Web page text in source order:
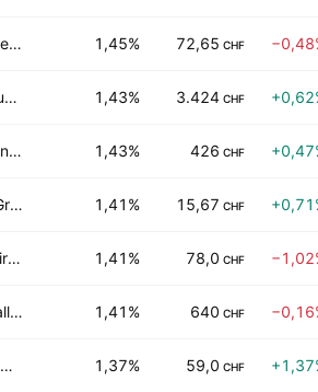
Bachem Holding AG Class B 1,45% 72,65 CHF
Givaudan SA 1,43% 3.424 CHF
Phoenix Mecano AG 1,43% 426 CHF
SIG Group AG 1,41% 15,67 CHF
Sensirion Holding AG 1,41% 78,0 CHF
St.Galler Kantonalbank AG 1,41% 640 CHF
CPH Group AG Class A 1,37% 59,0 CHF